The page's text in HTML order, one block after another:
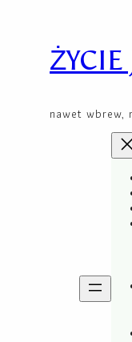
contentŻYCIE
nawet wbrew,